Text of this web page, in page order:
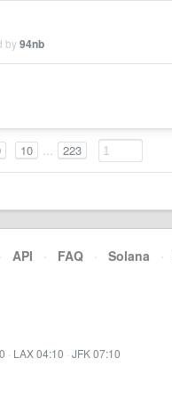
by94nb
10 ... 223
API · FAQ · Solana ·
· LAX 04:10 · JFK 07:10